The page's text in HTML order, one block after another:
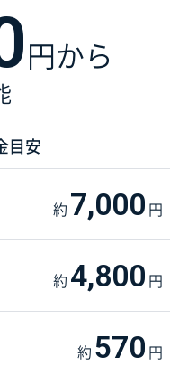
円から
目安
約 7,000 円
約 4,800 円
約 570 円